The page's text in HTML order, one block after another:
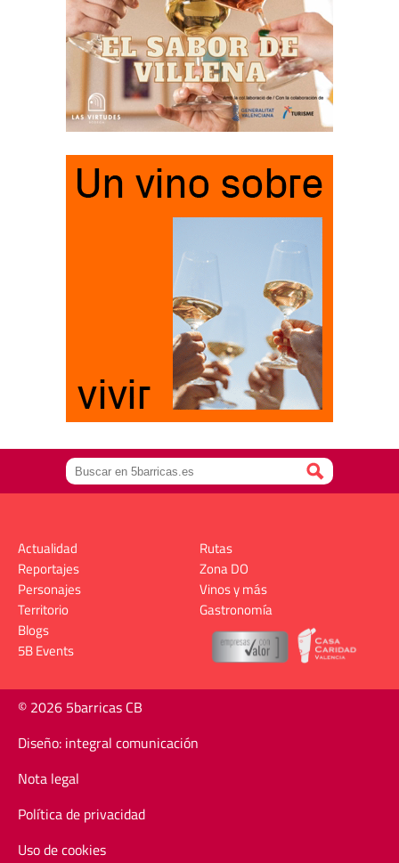
Actualidad
Reportajes
Personajes
Territorio
Rutas
Zona DO
Vinos y más
Gastronomía
Blogs
5B Events
© 2026 5barricas CB
Diseño: integral comunicación
Nota legal
Política de privacidad
Uso de cookies